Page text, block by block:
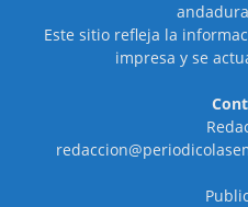
Este sitio refleja la
impresa y se